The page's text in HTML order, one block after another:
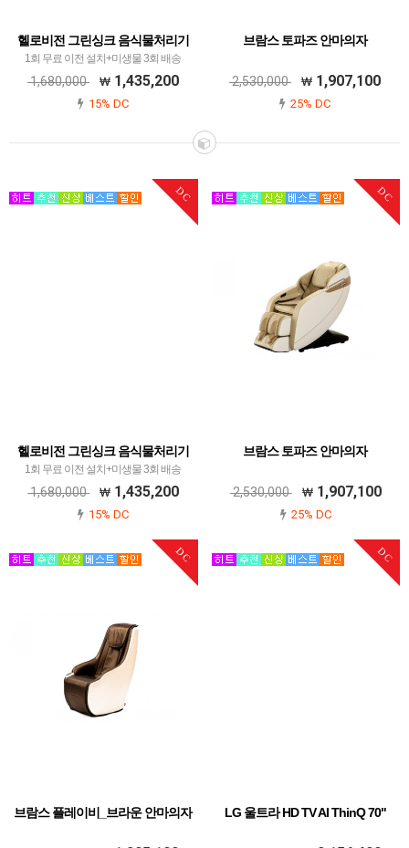
헬로비전 그린싱크 음식물처리기
1회 무료 이전 설치+미생물 3회 배송
1,680,000 1,435,200
15% DC
브람스 토파즈 안마의자
2,530,000 1,907,100
25% DC
DC
헬로비전 그린싱크 음식물처리기
1회 무료 이전 설치+미생물 3회 배송
1,680,000 1,435,200
15% DC
DC
브람스 토파즈 안마의자
2,530,000 1,907,100
25% DC
DC
브람스 플레이비_브라운 안마의자
DC
LG 울트라 HD TV AI ThinQ 70"